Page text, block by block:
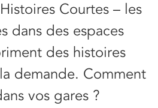
Courtes – les
dans des espaces
des histoires
demande. Comment
vos gares ?